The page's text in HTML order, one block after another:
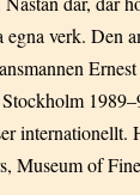
verk. Den
internationellt.
Museum of